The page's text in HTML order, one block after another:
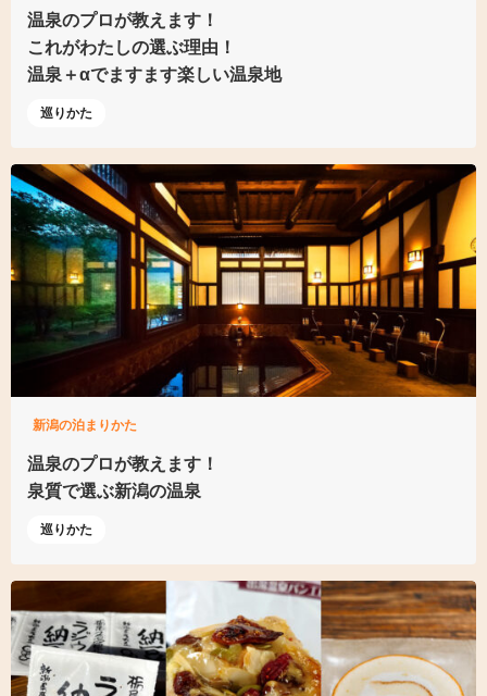
温泉のプロが教えます！
これがわたしの選ぶ理由！
温泉＋αでますます楽しい温泉地
巡りかた
新潟の泊まりかた
温泉のプロが教えます！
泉質で選ぶ新潟の温泉
巡りかた